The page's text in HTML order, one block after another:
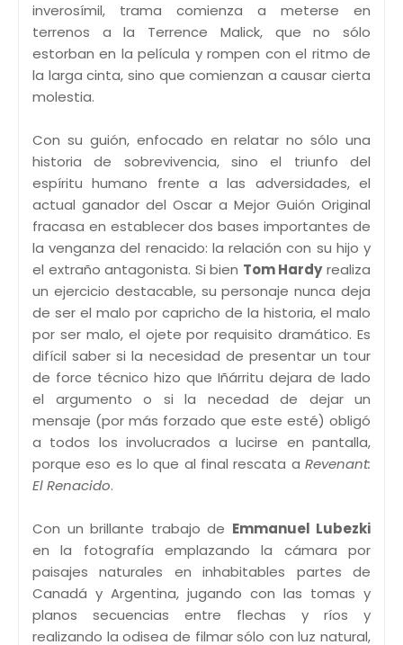
inverosímil, trama comienza a meterse en
terrenos a la Terrence Malick, que no sólo
estorban en la película y rompen con el ritmo de
la larga cinta, sino que comienzan a causar cierta
molestia.
Con su guión, enfocado en relatar no sólo una
historia de sobrevivencia, sino el triunfo del
espíritu humano frente a las adversidades, el
actual ganador del Oscar a Mejor Guión Original
fracasa en establecer dos bases importantes de
la venganza del renacido: la relación con su hijo y
el extraño antagonista. Si bien Tom Hardyrealiza
un ejercicio destacable, su personaje nunca deja
de ser el malo por capricho de la historia, el malo
por ser malo, el ojete por requisito dramático. Es
difícil saber si la necesidad de presentar un tour
de force técnico hizo que Iñárritu dejara de lado
el argumento o si la necedad de dejar un
mensaje (por más forzado que este esté) obligó
a todos los involucrados a lucirse en pantalla,
porque eso es lo que al final rescata a Revenant:
El Renacido.
Con un brillante trabajo de Emmanuel Lubezki
en la fotografía emplazando la cámara por
paisajes naturales en inhabitables partes de
Canadá y Argentina, jugando con las tomas y
planos secuencias entre flechas y ríos y
realizando la odisea de filmar sólo con luz natural,